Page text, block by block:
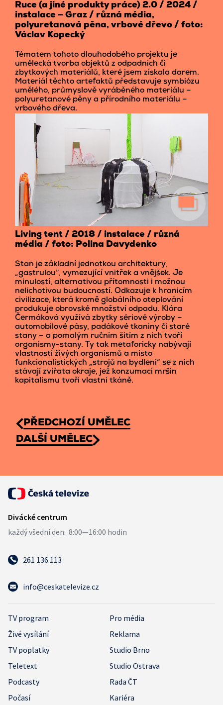
Ruce (a jiné produkty práce) 2.0 / 2024 /
instalace – Graz / různá média,
polyuretanová pěna, vrbové dřevo / foto:
Václav Kopecký
Tématem tohoto dlouhodobého projektu je
umělecká tvorba objektů z odpadních či
zbytkových materiálů, které jsem získala darem.
Materiál těchto artefaktů představuje symbiózu
umělého, průmyslově vyráběného materiálu –
polyuretanové pěny a přírodního materiálu –
vrbového dřeva.
Living tent / 2018 / instalace / různá
média / foto: Polina Davydenko
Stan je základní jednotkou architektury,
„gastrulou“, vymezující vnitřek a vnějšek. Je
minulostí, alternativou přítomnosti i možnou
nelichotivou budoucností. Odkazuje k hranicím
civilizace, která kromě globálního oteplování
produkuje obrovské množství odpadu. Klára
Čermáková využívá zbytky sériové výroby –
automobilové pásy, padákové tkaniny či staré
stany – a pomalým ručním šitím z nich tvoří
organismy-stany. Ty tak metaforicky nabývají
vlastností živých organismů a místo
funkcionalistických „strojů na bydlení“ se z nich
stávají zvířata okraje, jež konzumací mršin
kapitalismu tvoří vlastní tkáně.
PŘEDCHOZÍ UMĚLEC
DALŠÍ UMĚLEC
261 136 113
info@ceskatelevize.cz
TV program
Pro média
Živé vysílání
Reklama
TV poplatky
Studio Brno
Teletext
Studio Ostrava
Podcasty
Rada ČT
Počasí
Kariéra